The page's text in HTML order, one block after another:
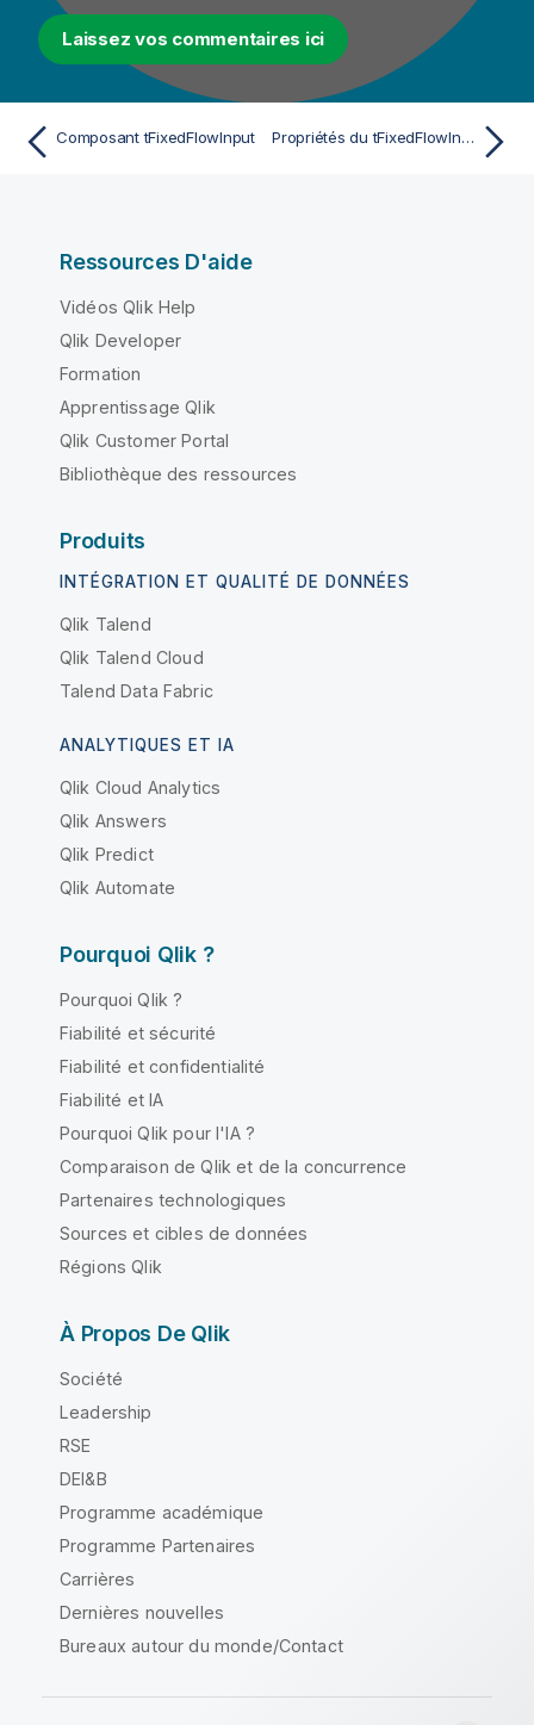
Laissez vos commentaires ici
Composant tFixedFlowInput Propriétés du tFixedFlowInput Standard
Ressources D'aide
Vidéos Qlik Help
Qlik Developer
Formation
Apprentissage Qlik
Qlik Customer Portal
Bibliothèque des ressources
Produits
INTÉGRATION ET QUALITÉ DE DONNÉES
Qlik Talend
Qlik Talend Cloud
Talend Data Fabric
ANALYTIQUES ET IA
Qlik Cloud Analytics
Qlik Answers
Qlik Predict
Qlik Automate
Pourquoi Qlik ?
Pourquoi Qlik ?
Fiabilité et sécurité
Fiabilité et confidentialité
Fiabilité et IA
Pourquoi Qlik pour l'IA ?
Comparaison de Qlik et de la concurrence
Partenaires technologiques
Sources et cibles de données
Régions Qlik
À Propos De Qlik
Société
Leadership
RSE
DEI&B
Programme académique
Programme Partenaires
Carrières
Dernières nouvelles
Bureaux autour du monde/Contact